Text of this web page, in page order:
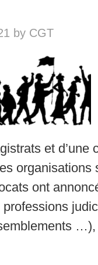
by CGT
et d’une
organisations
ont